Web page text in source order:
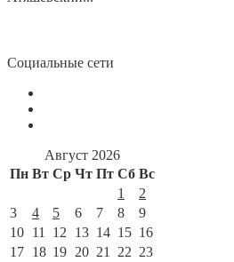
Социальные сети
Август 2026
Пн Вт Ср Чт Пт Сб Вс
1
2
3
4 5 6 7 8
9
10 11 12 13 14 15 16
17 18 19 20 21 22 23